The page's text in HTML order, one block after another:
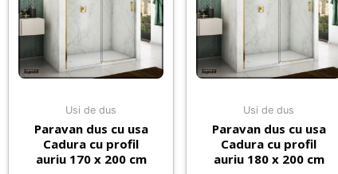
Usi de dus
Paravan dus cu usa
Cadura cu profil
auriu 170 x 200 cm
Usi de dus
Paravan dus cu usa
Cadura cu profil
auriu 180 x 200 cm